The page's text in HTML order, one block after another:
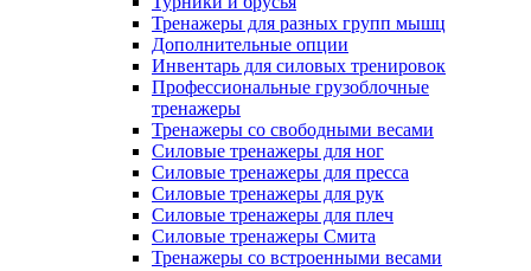
Тренажеры для разных групп мышц
Дополнительные опции
Инвентарь для силовых тренировок
Профессиональные грузоблочные
тренажеры
Тренажеры со свободными весами
Силовые тренажеры для ног
Силовые тренажеры для пресса
Силовые тренажеры для рук
Силовые тренажеры для плеч
Силовые тренажеры Смита
Тренажеры со встроенными весами